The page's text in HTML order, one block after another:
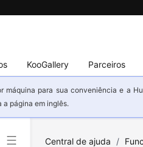
KooGallery Parceiros
máquina para sua conveniência e a
a página em inglês.
Central de ajuda /